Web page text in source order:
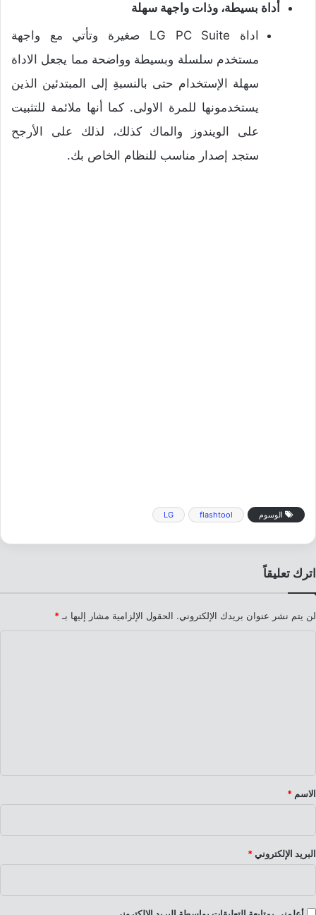
أداة بسيطة، وذات واجهة سهلة
اداة LG PC Suite صغيرة وتأتي مع واجهة
مستخدم سلسلة وبسيطة وواضحة مما يجعل الاداة
سهلة الإستخدام حتى بالنسبةِ إلى المبتدئين الذين
يستخدمونها للمرة الاولى. كما أنها ملائمة للتثبيت
على الويندوز والماك كذلك، لذلك على الأرجح
ستجد إصدار مناسب للنظام الخاص بك.
الوسوم flashtool
LG
اترك تعليقاً
لن يتم نشر عنوان بريدك الإلكتروني. الحقول الإلزامية مشار إليها بـ *
*
الاسم *
البريد الإلكتروني *